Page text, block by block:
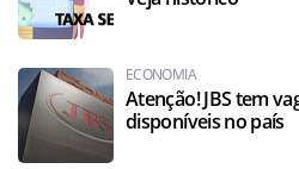
ECONOMIA
Atenção! JBS tem
disponíveis no país